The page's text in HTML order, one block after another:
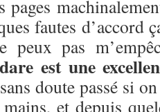
pages
fautes d’accord
peux pas
est une
doute passé si
et depuis